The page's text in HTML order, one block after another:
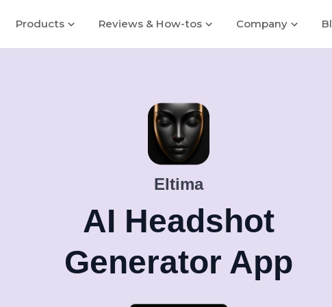
Products Reviews & How-tos Company
Eltima
AI Headshot
Generator App